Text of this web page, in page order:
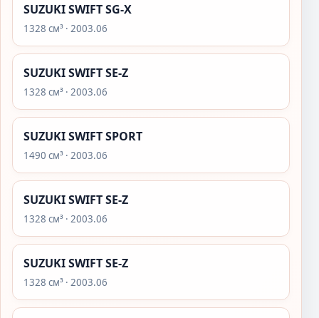
SUZUKI SWIFT SG-X
1328 см³ · 2003.06
SUZUKI SWIFT SE-Z
1328 см³ · 2003.06
SUZUKI SWIFT SPORT
1490 см³ · 2003.06
SUZUKI SWIFT SE-Z
1328 см³ · 2003.06
SUZUKI SWIFT SE-Z
1328 см³ · 2003.06